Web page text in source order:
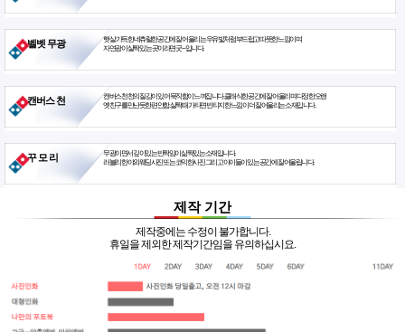
벨벳 무광
햇살 가득한 네츄럴한 공간에 잘 어울리는 우유빛처럼 부드럽고 따뜻한 느낌이며
자연광이 살짝 있는 곳이라면 굿~ 입니다.
캔버스 천
캔버스천 천의 질감이 있어 묵직함이 느껴집니다. 클래식한 공간에 잘 어울리며 다정한 오랜
옛친구를 만난듯한 편안함. 살짝 때가 타면 빈티지한 느낌이 더 잘 어울리는 소재입니다.
꾸 모 리
무광이면서 깊이있는 반짝임이 삶짝있는 소재입니다.
러블리한 야외웨딩사진 또는 코믹한사진 그리고 아이들이 있는 공간에 잘 어울립니다.
제작 기간
제작중에는 수정이 불가합니다.
휴일을 제외한 제작기간임을 유의하십시요.